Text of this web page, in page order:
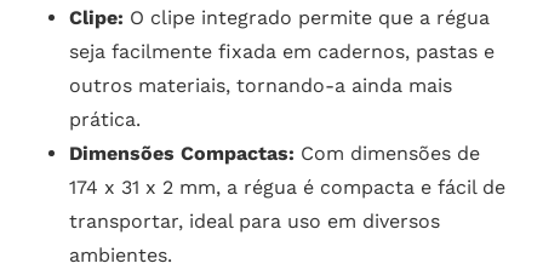
Clipe: O clipe integrado permite que a régua
seja facilmente fixada em cadernos, pastas e
outros materiais, tornando-a ainda mais
prática.
Dimensões Compactas: Com dimensões de
174 x 31 x 2 mm, a régua é compacta e fácil de
transportar, ideal para uso em diversos
ambientes.